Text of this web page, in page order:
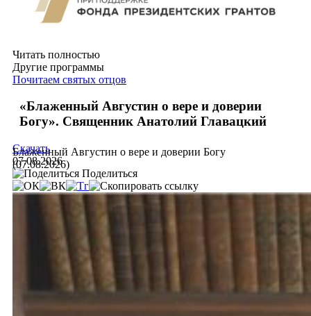
Читать полностью
Другие программы
Почитаем святых отцов
«Блаженный Августин о вере и доверии
Богу». Священник Анатолий Главацкий
Блаженный Августин о вере и доверии Богу
(07.08.2026)
Скачать
07.08.2026
Поделиться